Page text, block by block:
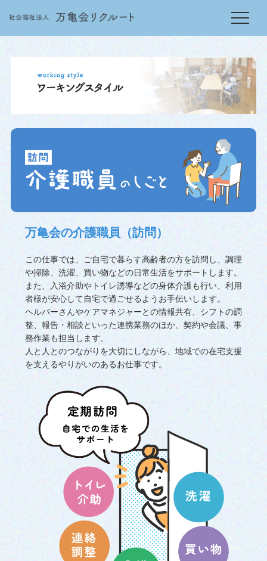
万亀会の介護職員（訪問）
この仕事では、ご自宅で暮らす高齢者の方を訪問し、調理
や掃除、洗濯、買い物などの日常生活をサポートします。
また、入浴介助やトイレ誘導などの身体介護も行い、利用
者様が安心して自宅で過ごせるようお手伝いします。
ヘルパーさんやケアマネジャーとの情報共有、シフトの調
整、報告・相談といった連携業務のほか、契約や会議、事
務作業も担当します。
人と人とのつながりを大切にしながら、地域での在宅支援
を支えるやりがいのあるお仕事です。